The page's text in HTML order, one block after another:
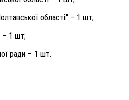
області" – 1 шт;
– 1 шт;
ради – 1 шт.